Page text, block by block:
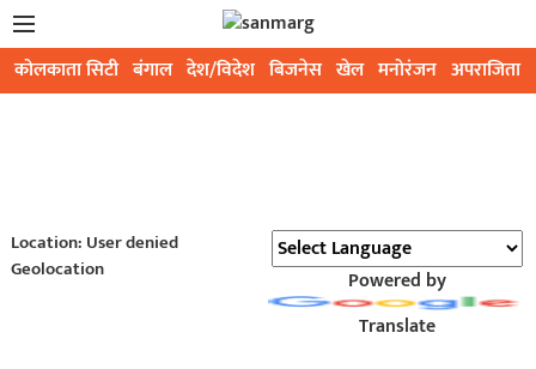
कोलकाता सिटी बंगाल देश/विदेश बिजनेस खेल मनोरंजन अपराजिता
Location: User denied
Geolocation
Powered by
Translate